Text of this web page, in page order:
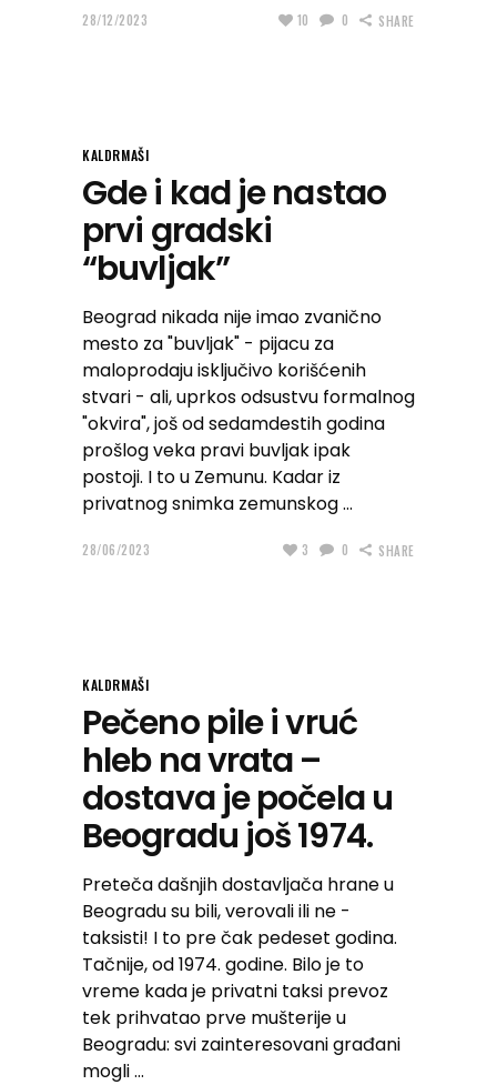
28/12/2023 10 0 SHARE
KALDRMAŠI
Gde i kad je nastao
prvi gradski
“buvljak”
Beograd nikada nije imao zvanično
mesto za "buvljak" - pijacu za
maloprodaju isključivo korišćenih
stvari - ali, uprkos odsustvu formalnog
"okvira", još od sedamdestih godina
prošlog veka pravi buvljak ipak
postoji. I to u Zemunu. Kadar iz
privatnog snimka zemunskog
28/06/2023 3 0 SHARE
KALDRMAŠI
Pečeno pile i vruć
hleb na vrata –
dostava je počela u
Beogradu još 1974.
Preteča dašnjih dostavljača hrane u
Beogradu su bili, verovali ili ne -
taksisti! I to pre čak pedeset godina.
Tačnije, od 1974. godine. Bilo je to
vreme kada je privatni taksi prevoz
tek prihvatao prve mušterije u
Beogradu: svi zainteresovani građani
mogli